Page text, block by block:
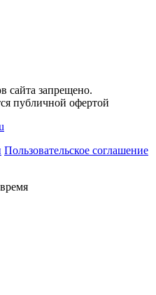
сайта запрещено.
публичной офертой
Пользовательское соглашение